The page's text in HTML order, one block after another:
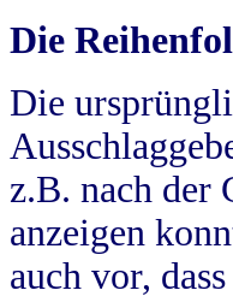
Die
Die
z.B. nach der
anzeigen
auch vor,